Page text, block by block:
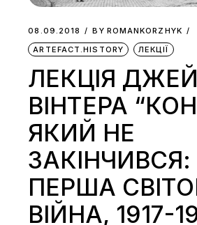
08.09.2018 BY ROMANKORZHYK
ARTEFACT.HISTORY
ЛЕКЦІЇ
ЛЕКЦІЯ
ВІНТЕРА
ЯКИЙ НЕ
ПЕРША
ВІЙНА, 1917-